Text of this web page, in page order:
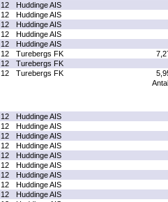
12
Huddinge AIS
12
Huddinge AIS
12
Huddinge AIS
12
Huddinge AIS
12
Huddinge AIS
12 Turebergs FK
12
Turebergs FK
12 Turebergs FK
12
Huddinge AIS
12
Huddinge AIS
12
Huddinge AIS
12
Huddinge AIS
12
Huddinge AIS
12
Huddinge AIS
12
Huddinge AIS
12
Huddinge AIS
12
Huddinge AIS